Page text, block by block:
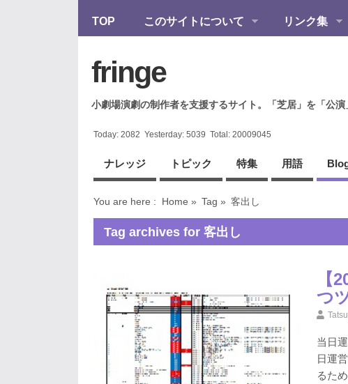
TOP このサイトについて リンク集
fringe
小劇場演劇の制作者を支援するサイト。「芝居」を「公
Today:2082 Yesterday:5039 Total:20009045
ナレッジ トピック 特集 用語
You are here : Home » Tag » 客出し
Tag archives for 客出し
【
つ
当日
日運
るた